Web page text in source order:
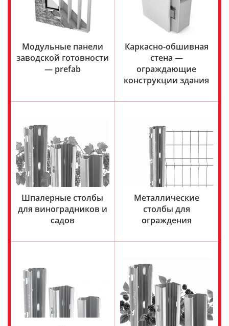
Модульные панели
заводской готовности
— prefab
Каркасно-обшивная
стена —
ограждающие
конструкции здания
Шпалерные столбы
для виноградников и
садов
Металлические
столбы для
ограждения